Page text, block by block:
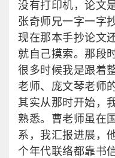
没有打印机，论文
张奇师兄一字一字
现在那本手抄论文
就自己摸索。那段
很多时候我是跟着
老师、庞文琴老师
其实从那时开始，
熟悉。曹老师虽在
系，我汇报进展，
个年代联络都靠书